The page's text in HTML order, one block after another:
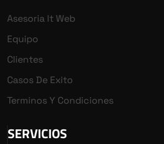
Asesoria It Web
Equipo
Clientes
Casos De Exito
Terminos Y Condiciones
SERVICIOS